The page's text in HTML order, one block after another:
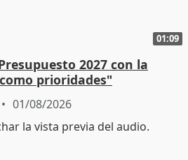
01:09
2027 con la
prioridades"
01/08/2026